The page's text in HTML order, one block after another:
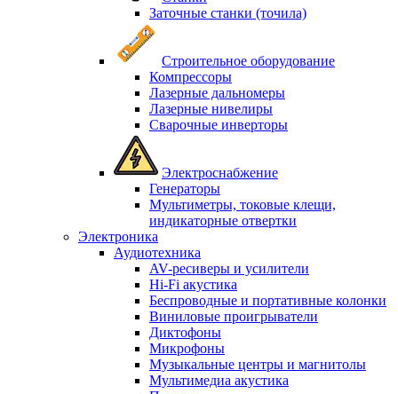
Заточные станки (точила)
Строительное оборудование
Компрессоры
Лазерные дальномеры
Лазерные нивелиры
Сварочные инверторы
Электроснабжение
Генераторы
Мультиметры, токовые клещи,
индикаторные отвертки
Электроника
Аудиотехника
AV-ресиверы и усилители
Hi-Fi акустика
Беспроводные и портативные колонки
Виниловые проигрыватели
Диктофоны
Микрофоны
Музыкальные центры и магнитолы
Мультимедиа акустика